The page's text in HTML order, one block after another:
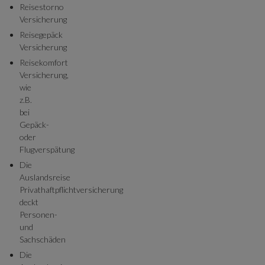
Reisestorno
Versicherung
Reisegepäck
Versicherung
Reisekomfort
Versicherung,
wie
z.B.
bei
Gepäck-
oder
Flugverspätung
Die
Auslandsreise
Privathaftpflichtversicherung
deckt
Personen-
und
Sachschäden
Die